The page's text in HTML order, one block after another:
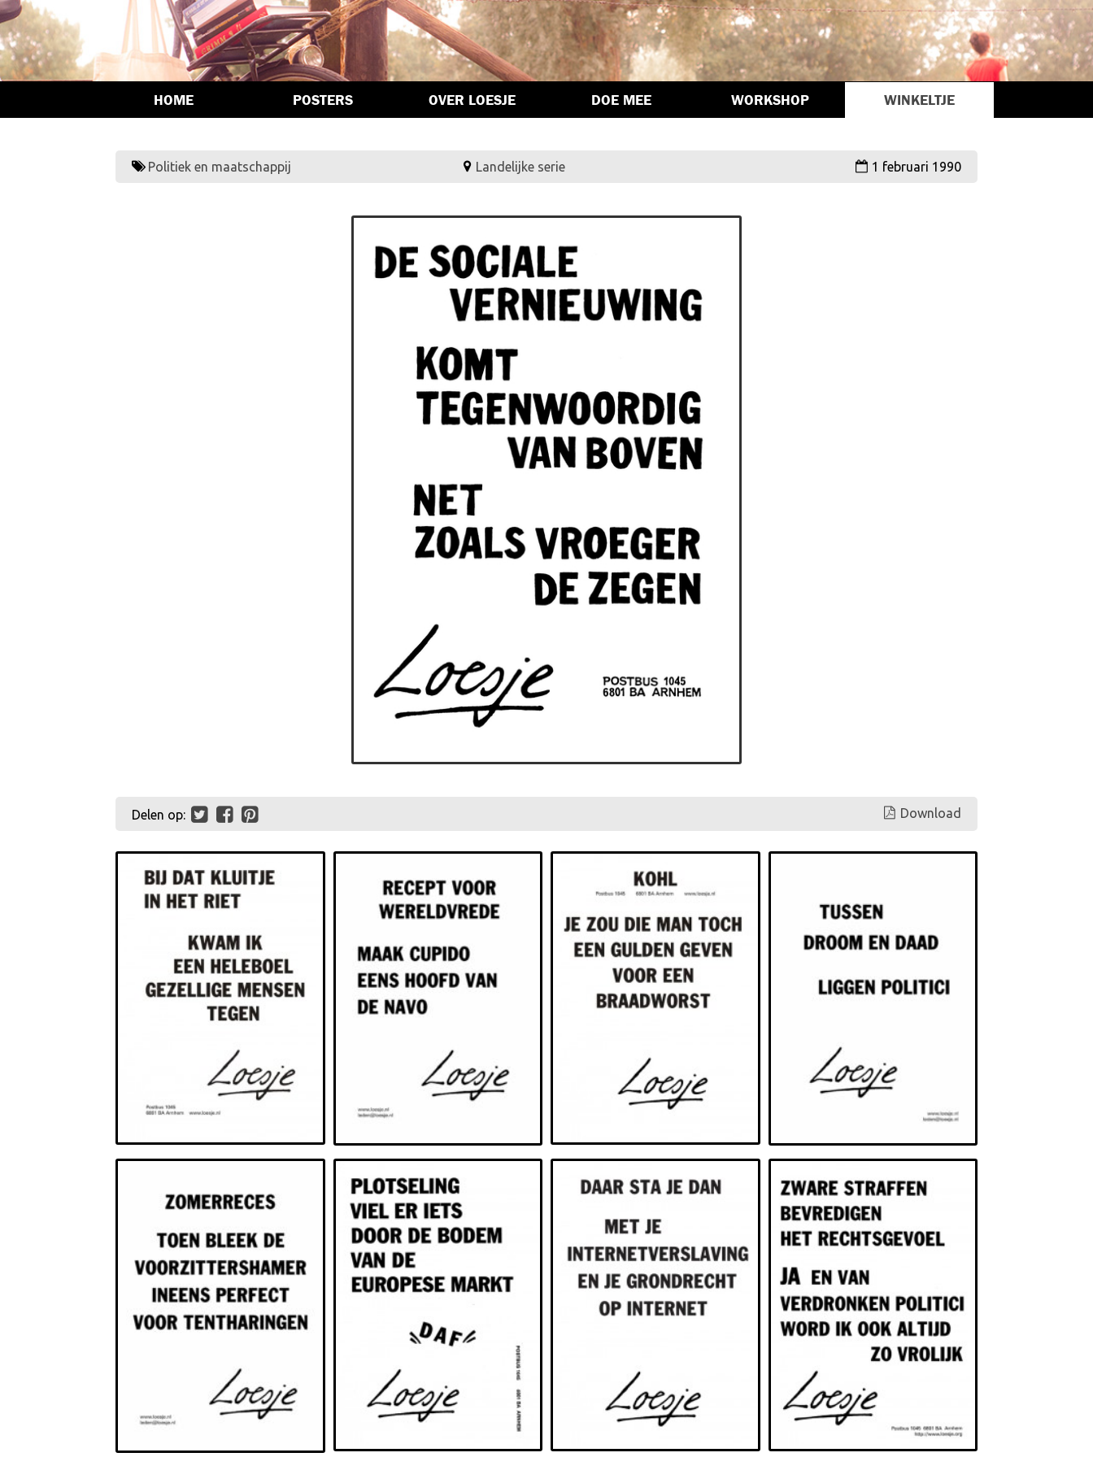
HOME POSTERS OVER LOESJE DOE MEE WORKSHOP WINKELTJE
Politiek en maatschappij Landelijke serie 1 februari 1990
Delen op: Download